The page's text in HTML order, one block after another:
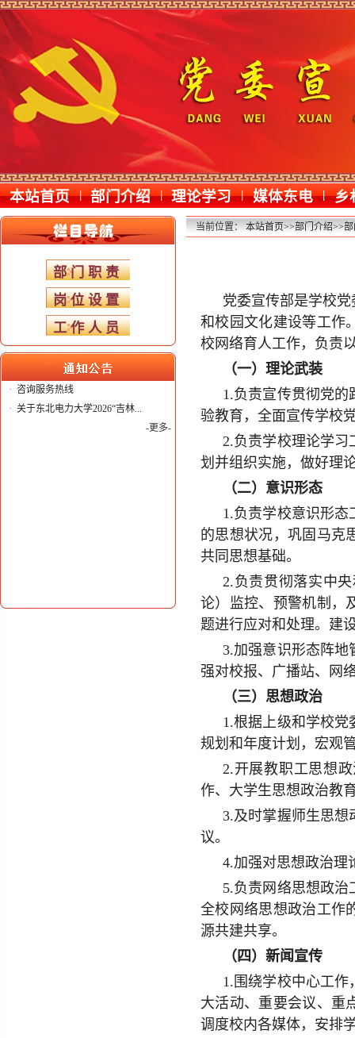
本站首页 | 部门介绍 | 理论学习 | 媒体东电 | 乡
部门职责
岗位设置
工作人员
· 咨询服务热线
· 关于东北电力大学2026“吉林...
-更多-
当前位置：本站首页>>部门介绍>>
党委宣传部是学校
和校园文化建设等工作
校网络育人工作，负责
（一）理论武装
1.负责宣传贯彻党
验教育，全面宣传学校
2.负责学校理论学
划并组织实施，做好理
（二）意识形态
1.负责学校意识形
的思想状况，巩固马克
共同思想基础。
2.负责贯彻落实中
论）监控、预警机制，
题进行应对和处理。建
3.加强意识形态阵
强对校报、广播站、网
（三）思想政治
1.根据上级和学校
规划和年度计划，宏观
2.开展教职工思想
作、大学生思想政治教
3.及时掌握师生思
议。
4.加强对思想政治理
5.负责网络思想政
全校网络思想政治工作
源共建共享。
（四）新闻宣传
1.围绕学校中心工
大活动、重要会议、重
调度校内各媒体，安排